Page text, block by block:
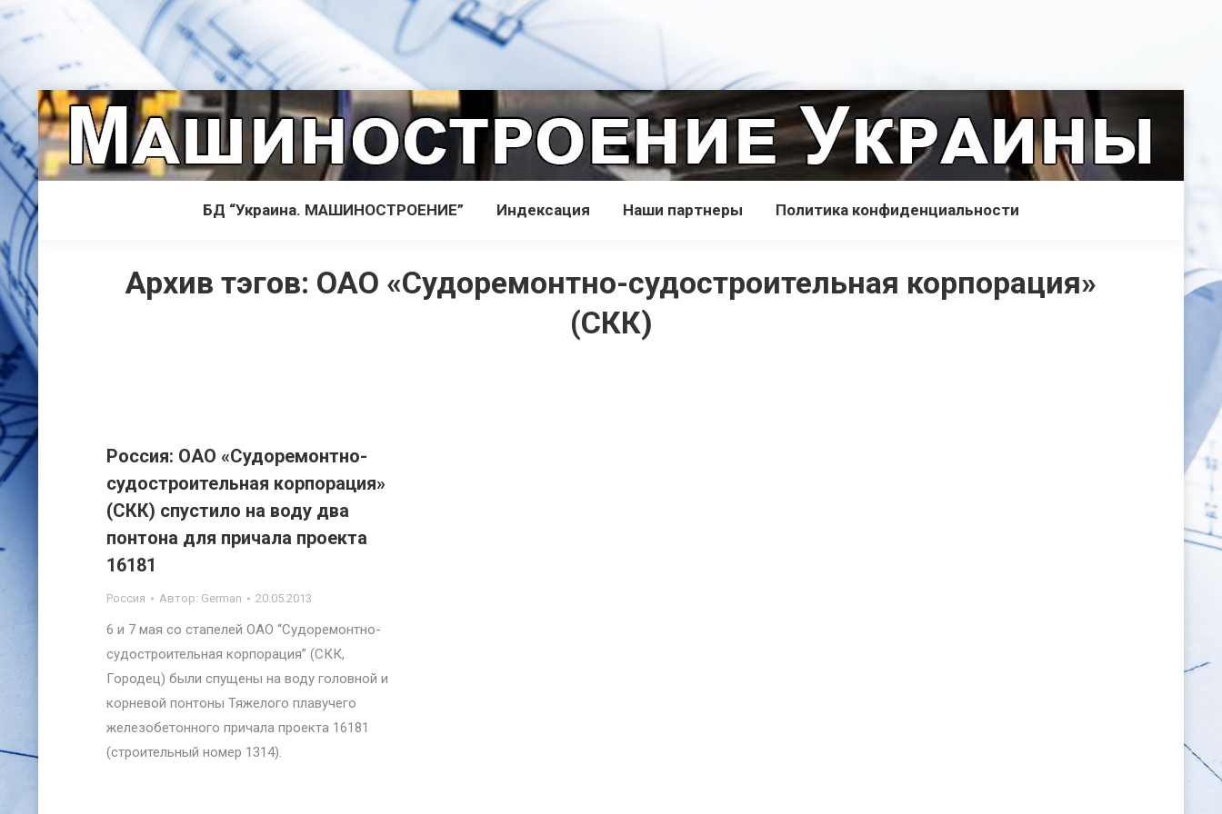
БД “Украина. МАШИНОСТРОЕНИЕ” Индекcация Наши партнеры Политика конфиденциальности
Архив тэгов: ОАО «Судоремонтно-судостроительная корпорация»
(СКК)
Россия: ОАО «Судоремонтно-
судостроительная корпорация»
(СКК) спустило на воду два
понтона для причала проекта
16181
Россия Автор: German 20.05.2013
6 и 7 мая со стапелей ОАО “Судоремонтно-
судостроительная корпорация” (СКК,
Городец) были спущены на воду головной и
корневой понтоны Тяжелого плавучего
железобетонного причала проекта 16181
(строительный номер 1314).